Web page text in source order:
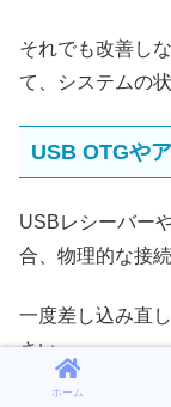
それでも改善し
て、システムの
USB OTGや
USBレシーバー
合、物理的な接
一度差し込み直
さい。
ホーム